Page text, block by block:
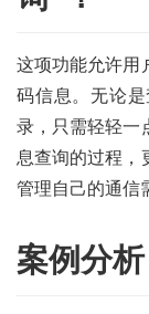
这项功能允许用
码信息。无论
录，只需轻轻一
息查询的过程，
管理自己的通信
案例分